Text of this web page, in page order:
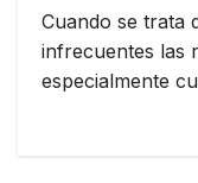
Cuando se trata
infrecuentes las
especialmente